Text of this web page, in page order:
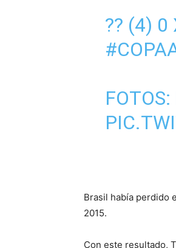
?? (4) 0
Brasil había perdido
2015.
Con este resultado,